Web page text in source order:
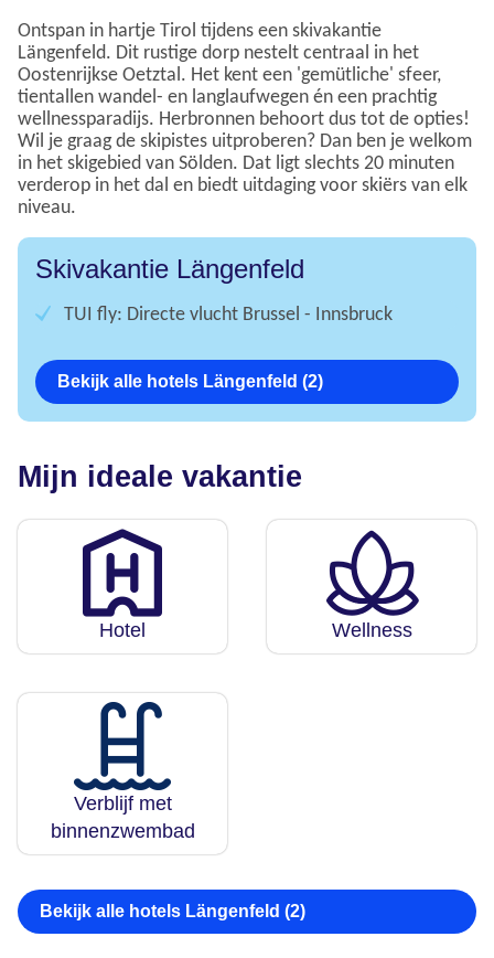
Ontspan in hartje Tirol tijdens een skivakantie
Längenfeld. Dit rustige dorp nestelt centraal in het
Oostenrijkse Oetztal. Het kent een 'gemütliche' sfeer,
tientallen wandel- en langlaufwegen én een prachtig
wellnessparadijs. Herbronnen behoort dus tot de opties!
Wil je graag de skipistes uitproberen? Dan ben je welkom
in het skigebied van Sölden. Dat ligt slechts 20 minuten
verderop in het dal en biedt uitdaging voor skiërs van elk
niveau.
Skivakantie Längenfeld
TUI fly: Directe vlucht Brussel - Innsbruck
Bekijk alle hotels Längenfeld (2)
Mijn ideale vakantie
Hotel Wellness
Verblijf met
binnenzwembad
Bekijk alle hotels Längenfeld (2)